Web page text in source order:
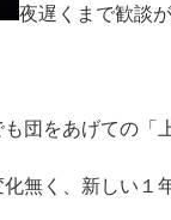
夜遅くまで歓談
団をあげての「
無く、新しい１